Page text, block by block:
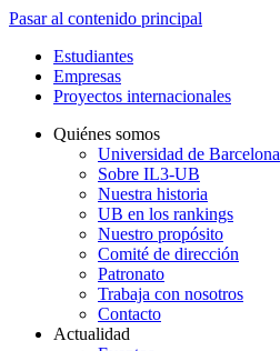
Pasar al contenido principal
Estudiantes
Empresas
Proyectos internacionales
Quiénes somos
Universidad de Barcelona
Sobre IL3-UB
Nuestra historia
UB en los rankings
Nuestro propósito
Comité de dirección
Patronato
Trabaja con nosotros
Contacto
Actualidad